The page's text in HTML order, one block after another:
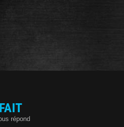
répond